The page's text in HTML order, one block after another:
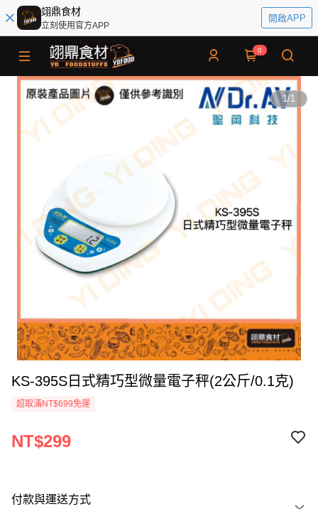
翊鼎食材
立刻使用官方APP
開啟APP
0
1/1
KS-395S日式精巧型微量電子秤(2公斤/0.1克)
超取滿NT$699免運
NT$299
付款與運送方式